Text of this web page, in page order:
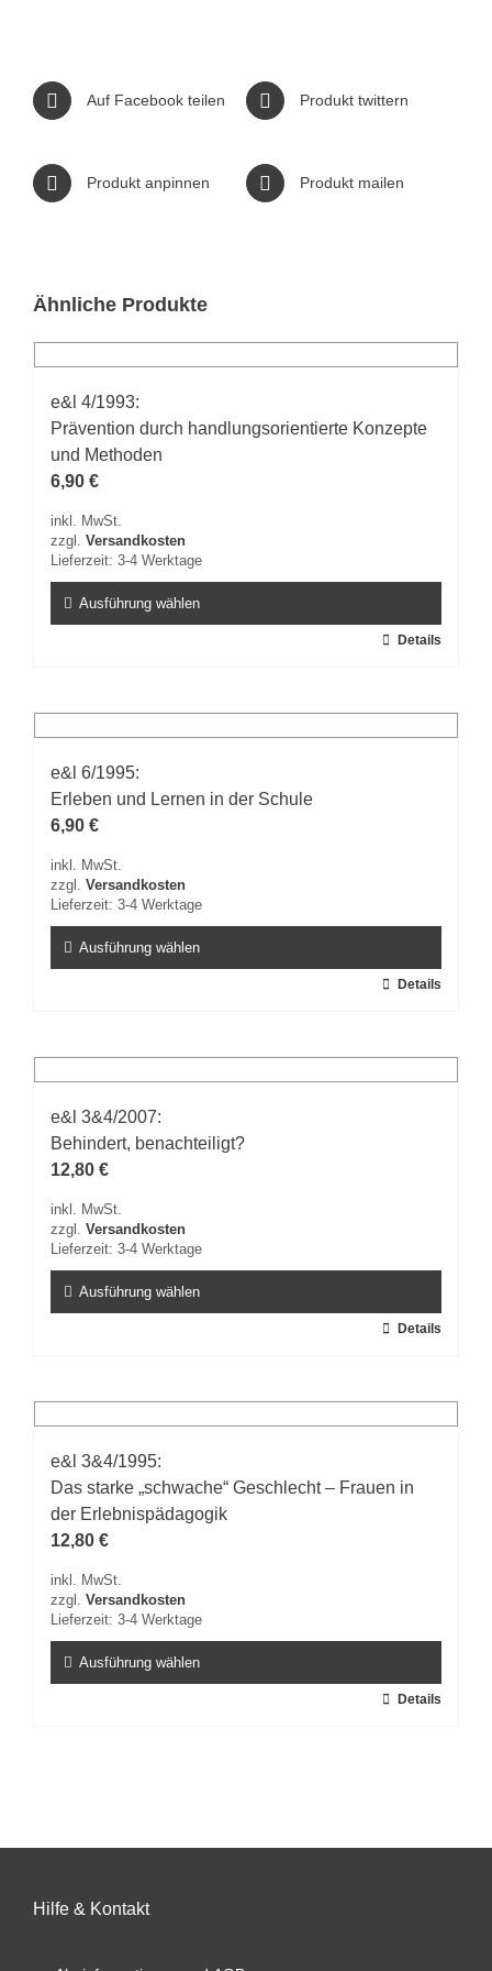
Auf Facebook teilen Produkt twittern
Produkt anpinnen Produkt mailen
Ähnliche Produkte
e&l 4/1993:
Prävention durch handlungsorientierte Konzepte
und Methoden
6,90 €
inkl. MwSt.
zzgl. Versandkosten
Lieferzeit: 3-4 Werktage
Ausführung wählen
mehrere
Varianten
Die
Optionen
können
der
Produktseite
werden
Details
e&l 6/1995:
Erleben und Lernen in der Schule
6,90 €
inkl. MwSt.
zzgl. Versandkosten
Lieferzeit: 3-4 Werktage
Ausführung wählen
mehrere
Varianten
Die
Optionen
können
der
Produktseite
werden
Details
e&l 3&4/2007:
Behindert, benachteiligt?
12,80 €
inkl. MwSt.
zzgl. Versandkosten
Lieferzeit: 3-4 Werktage
Ausführung wählen
mehrere
Varianten
Die
Optionen
können
auf
Produktseite
gewählt
werden
Details
e&l 3&4/1995:
Das starke „schwache“ Geschlecht – Frauen in
der Erlebnispädagogik
12,80 €
inkl. MwSt.
zzgl. Versandkosten
Lieferzeit: 3-4 Werktage
Ausführung wählen
auf
Details
Hilfe & Kontakt